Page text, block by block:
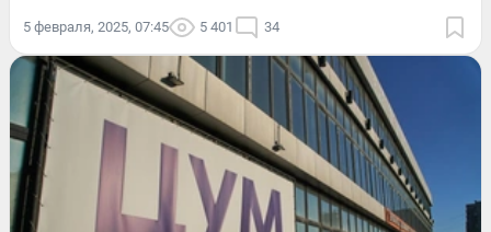
5 февраля, 2025, 07:45 5 401 34